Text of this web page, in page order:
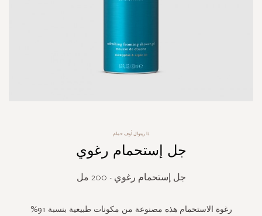
ذا ريتوال أوف حمام
جل إستحمام رغوي
جل إستحمام رغوي - 200 مل
رغوة الاستحمام هذه مصنوعة من مكونات طبيعية بنسبة 91%